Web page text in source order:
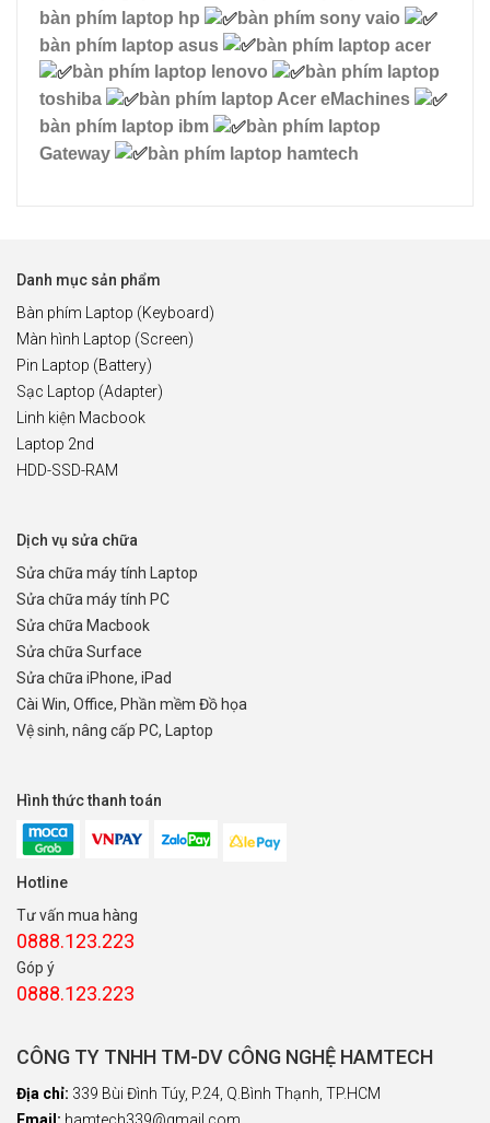
bàn phím laptop hp
bàn phím sony vaio
bàn phím laptop asus
bàn phím laptop acer
bàn phím laptop lenovo
bàn phím laptop
toshiba
bàn phím laptop Acer eMachines
bàn phím laptop ibm
bàn phím laptop
Gateway
bàn phím laptop hamtech
Danh mục sản phẩm
Bàn phím Laptop (Keyboard)
Màn hình Laptop (Screen)
Pin Laptop (Battery)
Sạc Laptop (Adapter)
Linh kiện Macbook
Laptop 2nd
HDD-SSD-RAM
Dịch vụ sửa chữa
Sửa chữa máy tính Laptop
Sửa chữa máy tính PC
Sửa chữa Macbook
Sửa chữa Surface
Sửa chữa iPhone, iPad
Cài Win, Office, Phần mềm Đồ họa
Vệ sinh, nâng cấp PC, Laptop
Hình thức thanh toán
Hotline
Tư vấn mua hàng
0888.123.223
Góp ý
0888.123.223
CÔNG TY TNHH TM-DV CÔNG NGHỆ HAMTECH
Địa chỉ: 339 Bùi Đình Túy, P.24, Q.Bình Thạnh, TP.HCM